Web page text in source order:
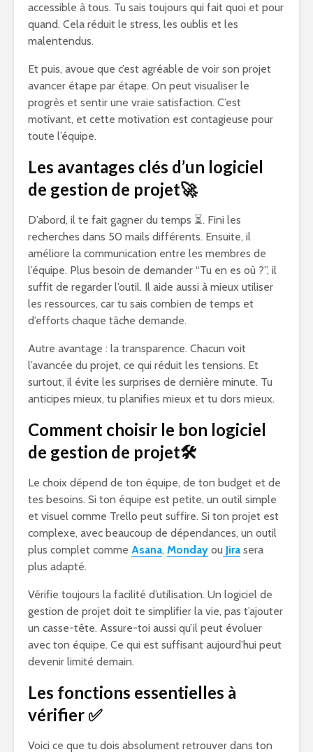
accessible à tous. Tu sais toujours qui fait quoi et pour
quand. Cela réduit le stress, les oublis et les
malentendus.
Et puis, avoue que c’est agréable de voir son projet
avancer étape par étape. On peut visualiser le
progrès et sentir une vraie satisfaction. C’est
motivant, et cette motivation est contagieuse pour
toute l’équipe.
Les avantages clés d’un logiciel
de gestion de projet🚀
D’abord, il te fait gagner du temps ⏳. Fini les
recherches dans 50 mails différents. Ensuite, il
améliore la communication entre les membres de
l’équipe. Plus besoin de demander “Tu en es où ?”, il
suffit de regarder l’outil. Il aide aussi à mieux utiliser
les ressources, car tu sais combien de temps et
d’efforts chaque tâche demande.
Autre avantage : la transparence. Chacun voit
l’avancée du projet, ce qui réduit les tensions. Et
surtout, il évite les surprises de dernière minute. Tu
anticipes mieux, tu planifies mieux et tu dors mieux.
Comment choisir le bon logiciel
de gestion de projet🛠️
Le choix dépend de ton équipe, de ton budget et de
tes besoins. Si ton équipe est petite, un outil simple
et visuel comme Trello peut suffire. Si ton projet est
complexe, avec beaucoup de dépendances, un outil
plus complet comme Asana, Monday ou Jira sera
plus adapté.
Vérifie toujours la facilité d’utilisation. Un logiciel de
gestion de projet doit te simplifier la vie, pas t’ajouter
un casse-tête. Assure-toi aussi qu’il peut évoluer
avec ton équipe. Ce qui est suffisant aujourd’hui peut
devenir limité demain.
Les fonctions essentielles à
vérifier✅
Voici ce que tu dois absolument retrouver dans ton